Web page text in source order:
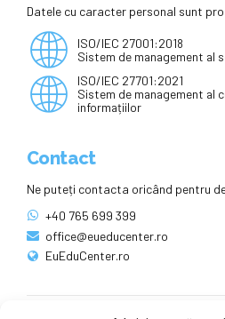
Datele cu caracter personal sunt
ISO/IEC 27001:2018
Sistem de management al
ISO/IEC 27701:2021
Sistem de management al
informațiilor
Contact
Ne puteți contacta oricând pentru
+40 765 699 399
office@eueducenter.ro
EuEduCenter.ro